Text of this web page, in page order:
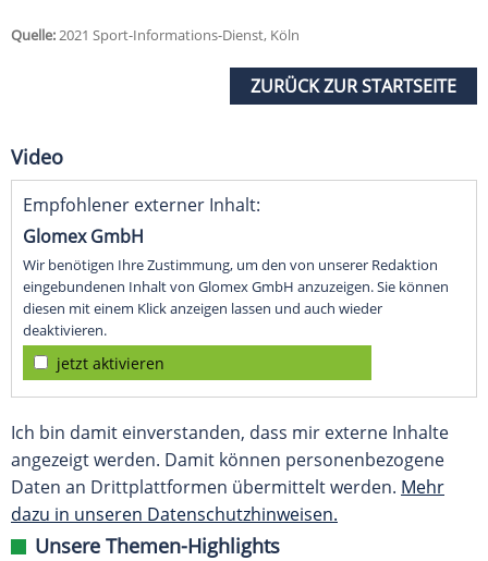
Quelle:2021 Sport-Informations-Dienst, Köln
ZURÜCK ZUR STARTSEITE
Video
Empfohlener externer Inhalt:
Glomex GmbH
Wir benötigen Ihre Zustimmung, um den von unserer Redaktion
eingebundenen Inhalt von Glomex GmbH anzuzeigen. Sie können
diesen mit einem Klick anzeigen lassen und auch wieder
deaktivieren.
jetzt aktivieren
Ich bin damit einverstanden, dass mir externe Inhalte
angezeigt werden. Damit können personenbezogene
Daten an Drittplattformen übermittelt werden. Mehr
dazu in unseren Datenschutzhinweisen.
Unsere Themen-Highlights